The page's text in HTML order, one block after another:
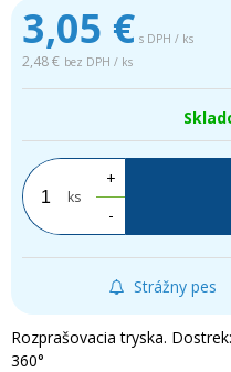
3,05 € s DPH / ks
2,48 € bez DPH / ks
ks
+
-
Strážny pes
Rozprašovacia tryska.
360°